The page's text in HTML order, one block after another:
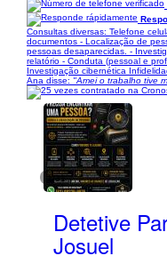
Consultas diversas: Telefone
documentos - Localização de
pessoas desaparecidas. -
relatório - Conduta (pessoal e
Investigação cibernética
Ana disse: "Amei o trabalho tive
1/31
Detetive
Josuel